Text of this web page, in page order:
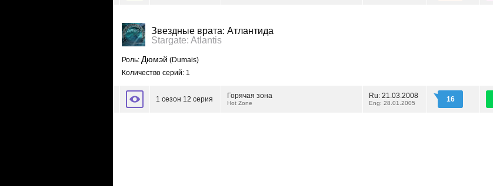
Звездные врата: Атлантида
Stargate: Atlantis
Роль: Дюмэй (Dumais)
Количество серий: 1
1 сезон 12 серия Горячая зона
Hot Zone
Ru: 21.03.2008
Eng: 28.01.2005 16